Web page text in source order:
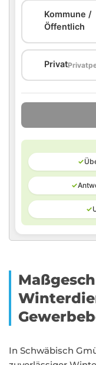
Kommune /
Öffentlich
Privat
✓
✓
✓
In Schwäbisch